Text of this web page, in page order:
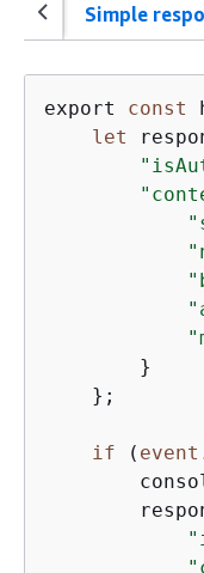
Simple
export const
let
        }
    };
if ( event